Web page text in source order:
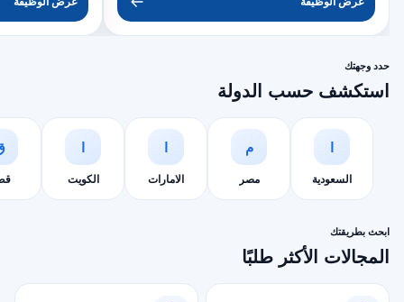
حدد وجهتك
استكشف حسب الدولة
السعودية
م
مصر الامارات الكويت
ابحث بطريقتك
المجالات الأكثر طلبًا